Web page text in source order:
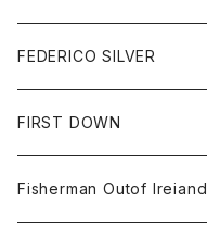
セーター
ショートパンツ
パンツ
レディース
コート
ジャケット
ジャケット
スエットシャツ
ボトム
スエットパンツ
グッズ
帽子
FEDERICO SILVER
アクセサリー
FIRST DOWN
Fisherman Outof Ireiand